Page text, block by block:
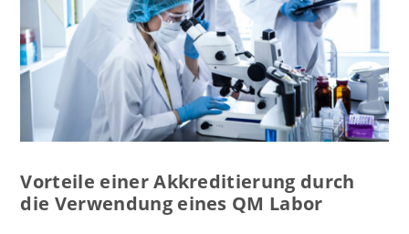
Vorteile einer Akkreditierung durch
die Verwendung eines QM Labor